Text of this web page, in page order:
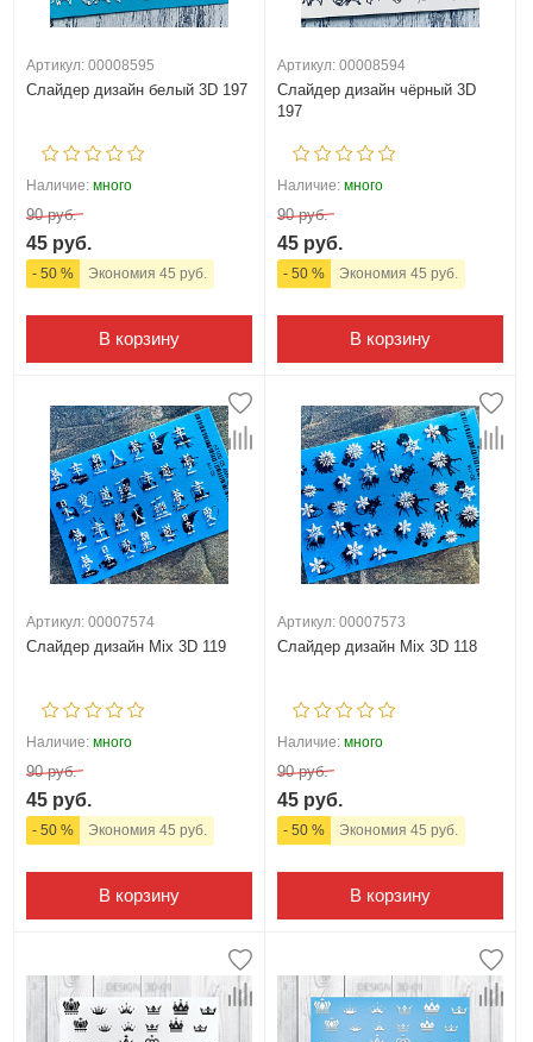
Артикул: 00008595
Слайдер дизайн белый 3D 197
Наличие: много
90 руб.
45 руб.
- 50 % Экономия 45 руб.
В корзину
Артикул: 00008594
Слайдер дизайн чёрный 3D
197
Наличие: много
90 руб.
45 руб.
- 50 % Экономия 45 руб.
В корзину
Артикул: 00007574
Слайдер дизайн Mix 3D 119
Наличие: много
90 руб.
45 руб.
- 50 % Экономия 45 руб.
В корзину
Артикул: 00007573
Слайдер дизайн Mix 3D 118
Наличие: много
90 руб.
45 руб.
- 50 % Экономия 45 руб.
В корзину